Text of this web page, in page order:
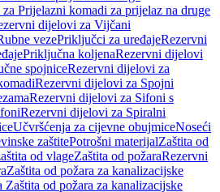
Prijelazni komadi za prijelaz na druge
dijelovi za Vijčani
vezePriključci za uređajeRezervni
Priključna koljenaRezervni dijelovi
spojniceRezervni dijelovi za
Rezervni dijelovi za Spojni
Rezervni dijelovi za Sifoni s
Rezervni dijelovi za Spiralni
Učvršćenja za cijevne obujmiceNoseći
zaštitePotrošni materijalZaštita od
od vlageZaštita od požaraRezervni
Zaštita od požara za kanalizacijske
od požara za kanalizacijske